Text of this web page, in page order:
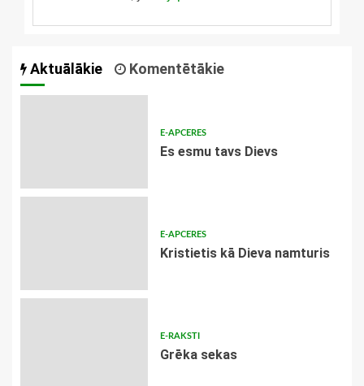
Aktuālākie Komentētākie
E-APCERES
Es esmu tavs Dievs
E-APCERES
Kristietis kā Dieva namturis
E-RAKSTI
Grēka sekas